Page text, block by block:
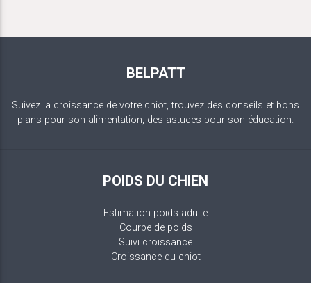
BELPATT
Suivez la croissance de votre chiot, trouvez des conseils et bons
plans pour son alimentation, des astuces pour son éducation.
POIDS DU CHIEN
Estimation poids adulte
Courbe de poids
Suivi croissance
Croissance du chiot